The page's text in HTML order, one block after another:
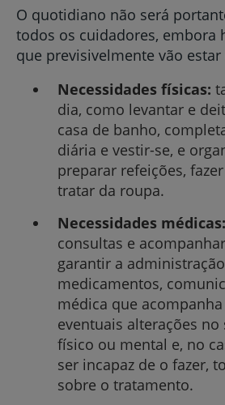
O quotidiano não será
todos os cuidadores, embora
que previsivelmente vão
Necessidades físicas:
dia, como levantar e
casa de banho,
diária e vestir-se, e
preparar refeições,
tratar da roupa.
Necessidades médicas:
consultas e
garantir a
medicamentos,
médica que
eventuais alterações no
físico ou mental e, no
ser incapaz de o fazer,
sobre o tratamento.